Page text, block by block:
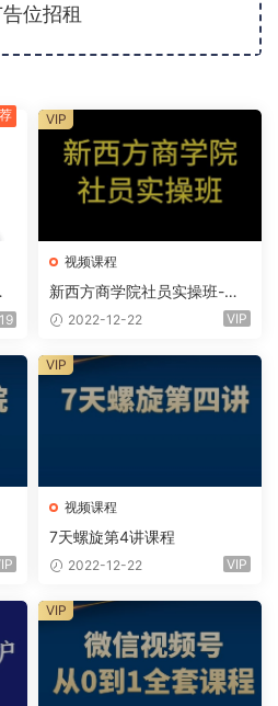
告位招租
19
荐
视频课程
新西方商学院社员实操班-抖
音实操课程
2022-12-22 VIP
VIP
视频课程
7天螺旋第4讲课程
2022-12-22 VIP
VIP
VIP